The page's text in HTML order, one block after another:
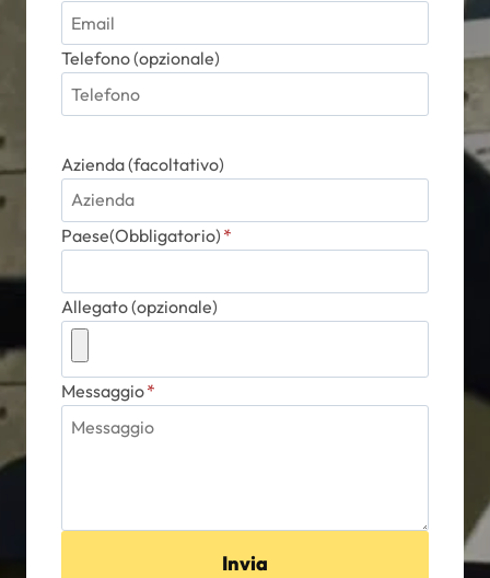
Telefono (opzionale)
Azienda (facoltativo)
Paese(Obbligatorio) *
Allegato (opzionale)
Messaggio*
Invia